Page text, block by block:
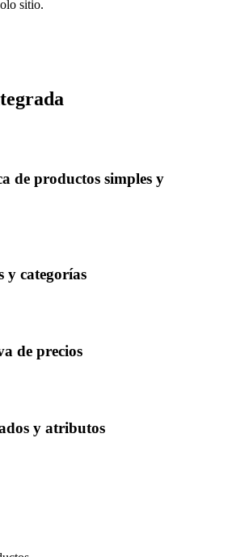
sitio.
de productos simples y
y categorías
de precios
y atributos